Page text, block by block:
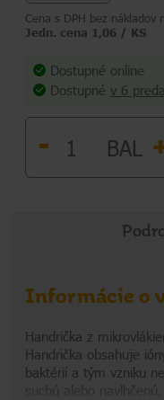
Cena s DPH bez nákladov
Jedn. cena 1,06 / KS
Dostupné online
Dostupné v 6
- BAL
Informácie o
Handrička z
Handrička obsahuje
baktérií a tým vzniku
suchú alebo